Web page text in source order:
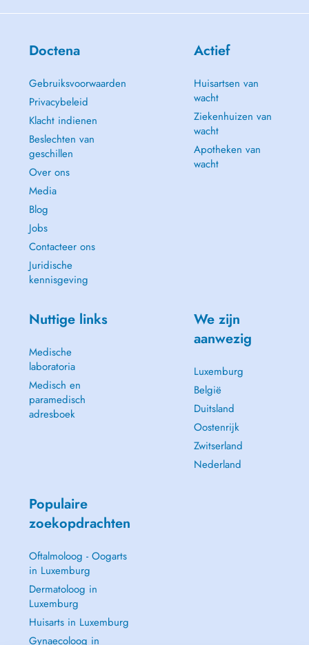
Doctena
Gebruiksvoorwaarden
Privacybeleid
Klacht indienen
Beslechten van
geschillen
Over ons
Media
Blog
Jobs
Contacteer ons
Juridische
kennisgeving
Actief
Huisartsen van
wacht
Ziekenhuizen van
wacht
Apotheken van
wacht
Nuttige links
Medische
laboratoria
Medisch en
paramedisch
adresboek
We zijn
aanwezig
Luxemburg
België
Duitsland
Oostenrijk
Zwitserland
Nederland
Populaire
zoekopdrachten
Oftalmoloog - Oogarts
in Luxemburg
Dermatoloog in
Luxemburg
Huisarts in Luxemburg
Gynaecoloog in